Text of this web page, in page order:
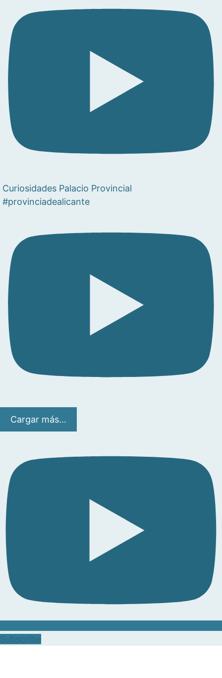
Curiosidades Palacio Provincial
#provinciadealicante
Cargar más...